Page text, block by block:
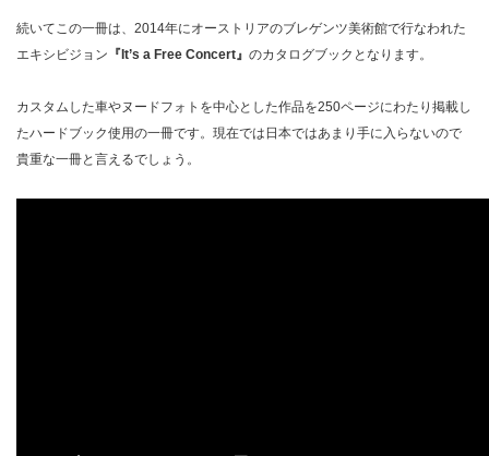
続いてこの一冊は、2014年にオーストリアのブレゲンツ美術館で行なわれた
エキシビジョン 『It’s a Free Concert』 のカタログブックとなります。
カスタムした車やヌードフォトを中心とした作品を250ページにわたり掲載し
たハードブック使用の一冊です。現在では日本ではあまり手に入らないので
貴重な一冊と言えるでしょう。